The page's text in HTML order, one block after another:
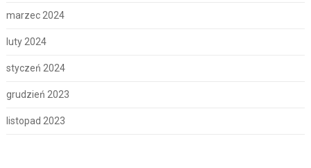
marzec 2024
luty 2024
styczeń 2024
grudzień 2023
listopad 2023